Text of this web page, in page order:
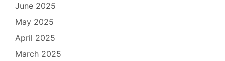
June 2025
May 2025
April 2025
March 2025